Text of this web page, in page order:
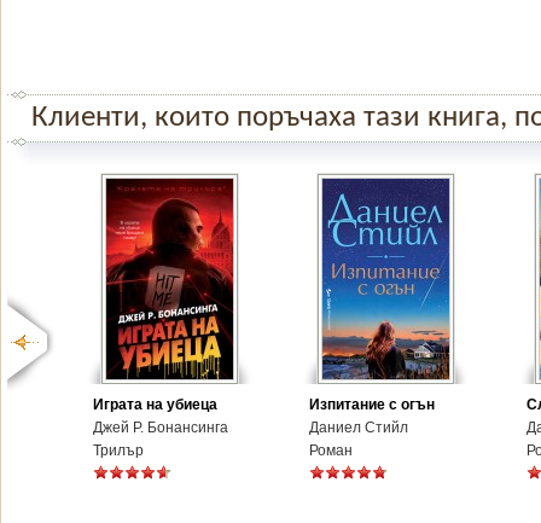
Клиенти, които поръчаха тази книга,
Играта на убиеца
Джей Р. Бонансинга
Трилър
Изпитание с огън
Даниел Стийл
Роман